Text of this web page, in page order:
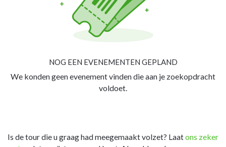
NOG EEN EVENEMENTEN GEPLAND
We konden geen evenement vinden die aan je zoekopdracht
voldoet.
Is de tour die u graag had meegemaakt volzet? Laatons zeker